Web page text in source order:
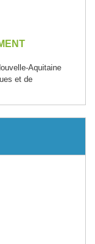
Aquitaine
et de